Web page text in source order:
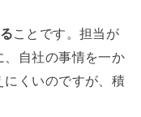
ことです。担当が
、自社の事情を一か
にくいのですが、積